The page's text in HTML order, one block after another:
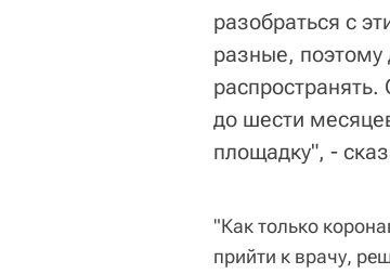
разобраться с
разные, поэтому
распространять.
до шести
площадку", -
"Как только
прийти к врачу,